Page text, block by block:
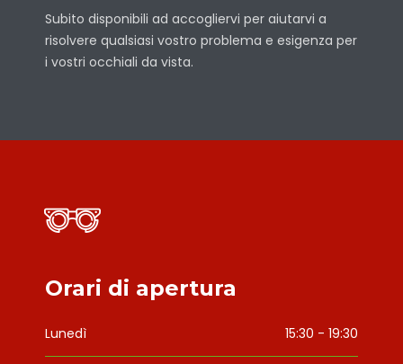
Subito disponibili ad accogliervi per aiutarvi a
risolvere qualsiasi vostro problema e esigenza per
i vostri occhiali da vista.
Orari di apertura
Lunedì 15:30 - 19:30